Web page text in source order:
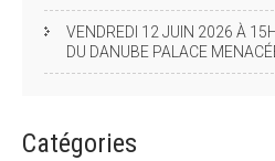
VENDREDI 12 JUIN 2026 À
DU DANUBE PALACE
Catégories